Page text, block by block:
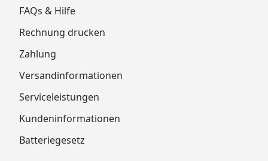
FAQs & Hilfe
Rechnung drucken
Zahlung
Versandinformationen
Serviceleistungen
Kundeninformationen
Batteriegesetz